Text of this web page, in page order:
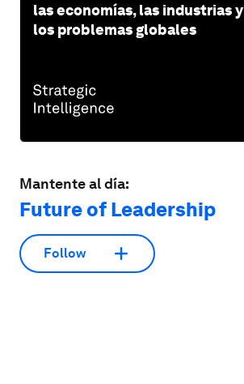
las economías, las industrias y
los problemas globales
Mantente al día:
Future of Leadership
Follow